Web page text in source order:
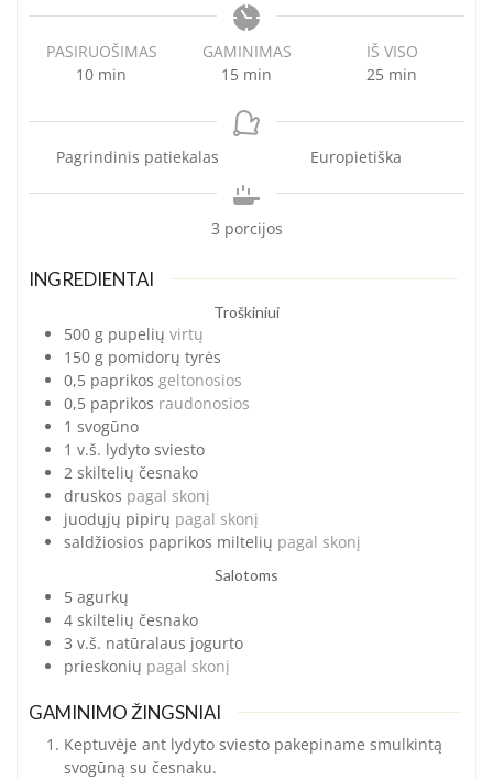
PASIRUOŠIMAS
10minutes
min
GAMINIMAS
15minutes
min
IŠ VISO
25minutes
min
Pagrindinis patiekalas Europietiška
3 porcijos
INGREDIENTAI
Troškiniui
500 g pupelių virtų
150 g pomidorų tyrės
0,5 paprikos geltonosios
0,5 paprikos raudonosios
1 svogūno
1 v.š. lydyto sviesto
2 skiltelių česnako
druskos pagal skonį
juodųjų pipirų pagal skonį
saldžiosios paprikos miltelių pagal skonį
Salotoms
5 agurkų
4 skiltelių česnako
3 v.š. natūralaus jogurto
prieskonių pagal skonį
GAMINIMO ŽINGSNIAI
Keptuvėje ant lydyto sviesto pakepiname smulkintą
svogūną su česnaku.